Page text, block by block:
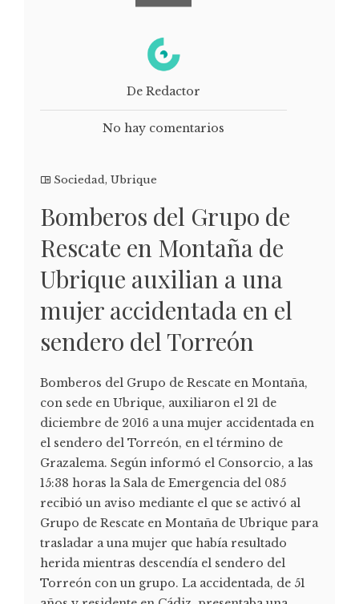
De Redactor
No hay comentarios
Sociedad, Ubrique
Bomberos del Grupo de
Rescate en Montaña de
Ubrique auxilian a una
mujer accidentada en el
sendero del Torreón
Bomberos del Grupo de Rescate en Montaña,
con sede en Ubrique, auxiliaron el 21 de
diciembre de 2016 a una mujer accidentada en
el sendero del Torreón, en el término de
Grazalema. Según informó el Consorcio, a las
15:38 horas la Sala de Emergencia del 085
recibió un aviso mediante el que se activó al
Grupo de Rescate en Montaña de Ubrique para
trasladar a una mujer que había resultado
herida mientras descendía el sendero del
Torreón con un grupo. La accidentada, de 51